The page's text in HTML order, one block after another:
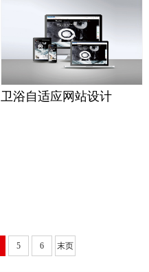
卫浴自适应网站设计
5 6 末页